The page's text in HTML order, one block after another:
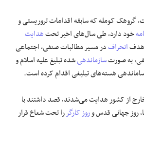
گروهک کومله که سابقه اقدامات تروریستی و
خود دارد، طی سال‌های اخیر تحتهدایت
هدفانحرافدر مسیر مطالبات صنفی، اجتماعی
به صورتسازماندهیشده تبلیغ علیه اسلام و
هسته‌های تبلیغی اقدام کرده است.
از کشور هدایت می‌شدند، قصد داشتند با
روز جهانی قدس وروز کارگررا تحت شعاع قرار